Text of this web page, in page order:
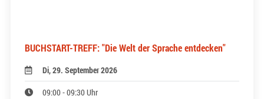
BUCHSTART-TREFF: "Die Welt der Sprache entdecken"
Di, 29. September 2026
09:00 - 09:30 Uhr